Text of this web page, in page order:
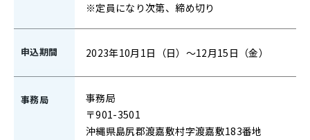
※定員になり次第、締め切り
申込期間 2023年10月1日（日）～12月15日（金）
事務局
事務局
〒901-3501
沖縄県島尻郡渡嘉敷村字渡嘉敷183番地